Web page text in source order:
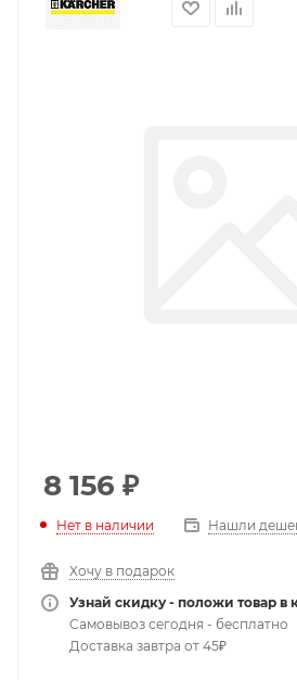
8 156 ₽
Нет в наличии Нашли
Хочу в подарок
Узнай скидку - положи товар в
Самовывоз сегодня - бесплатно
Доставка завтра от 45₽